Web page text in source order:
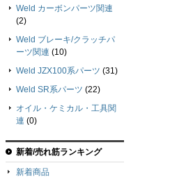
Weld カーボンパーツ関連
(2)
Weld ブレーキ/クラッチパ
ーツ関連 (10)
Weld JZX100系パーツ (31)
Weld SR系パーツ (22)
オイル・ケミカル・工具関
連 (0)
新着/売れ筋ランキング
新着商品